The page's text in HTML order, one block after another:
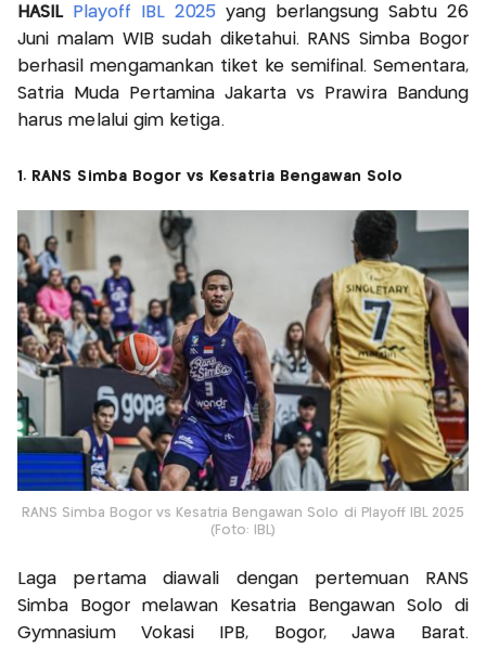
HASIL Playoff IBL 2025 yang berlangsung Sabtu 26
Juni malam WIB sudah diketahui. RANS Simba Bogor
berhasil mengamankan tiket ke semifinal. Sementara,
Satria Muda Pertamina Jakarta vs Prawira Bandung
harus melalui gim ketiga.
1. RANS Simba Bogor vs Kesatria Bengawan Solo
RANS Simba Bogor vs Kesatria Bengawan Solo di Playoff IBL 2025
(Foto: IBL)
Laga pertama diawali dengan pertemuan RANS
Simba Bogor melawan Kesatria Bengawan Solo di
Gymnasium Vokasi IPB, Bogor, Jawa Barat.